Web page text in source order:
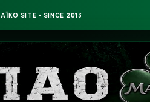
SITE - SINCE 2013